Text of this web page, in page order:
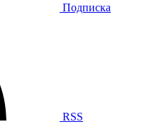
Подписка
RSS